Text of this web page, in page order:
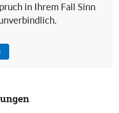
in Ihrem Fall Sinn